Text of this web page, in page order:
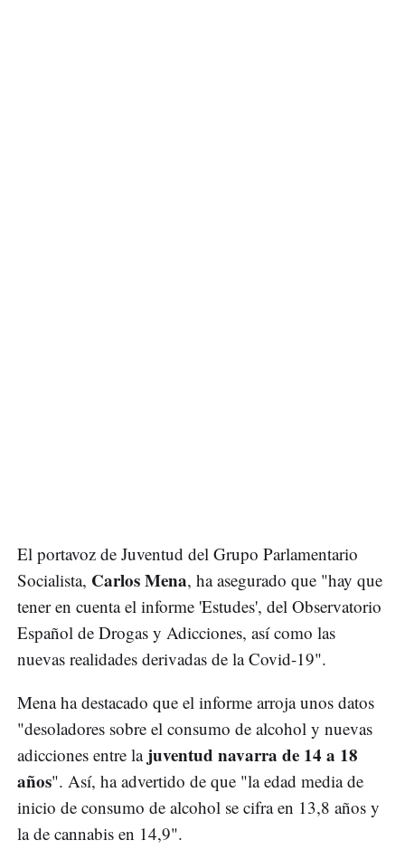
El portavoz de Juventud del Grupo Parlamentario
Socialista, Carlos Mena, ha asegurado que "hay que
tener en cuenta el informe 'Estudes', del Observatorio
Español de Drogas y Adicciones, así como las
nuevas realidades derivadas de la Covid-19".
Mena ha destacado que el informe arroja unos datos
"desoladores sobre el consumo de alcohol y nuevas
adicciones entre lajuventud navarra de 14 a 18
años". Así, ha advertido de que "la edad media de
inicio de consumo de alcohol se cifra en 13,8 años y
la de cannabis en 14,9".